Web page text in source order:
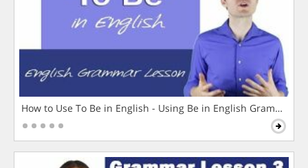
How to Use To Be in English - Using Be in English Grammar